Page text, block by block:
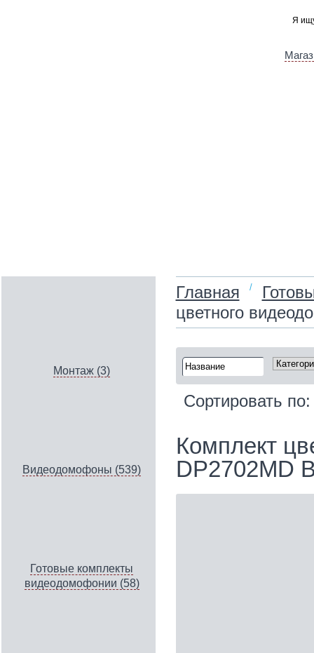
Монтаж (3)
Видеодомофоны (539)
Готовые комплекты
видеодомофонии (58)
Главная /
цветного
Сортировать
Комплект
DP2702MD